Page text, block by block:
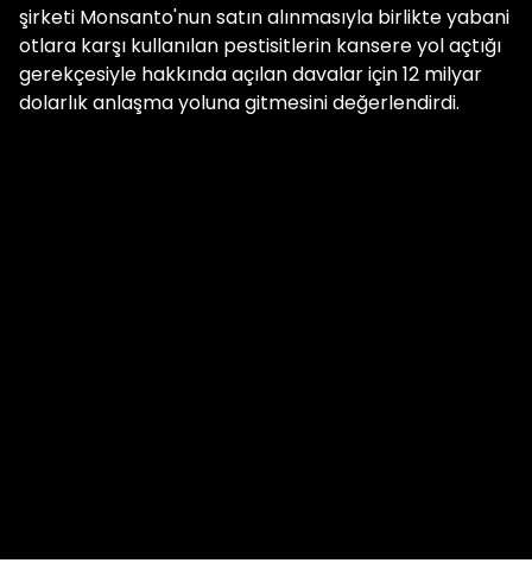
şirketi Monsanto'nun satın alınmasıyla birlikte yabani
otlara karşı kullanılan pestisitlerin kansere yol açtığı
gerekçesiyle hakkında açılan davalar için 12 milyar
dolarlık anlaşma yoluna gitmesini değerlendirdi.